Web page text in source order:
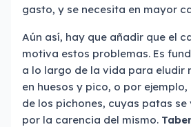
gasto, y se necesita en mayor
Aún así, hay que añadir que el
motiva estos problemas. Es
a lo largo de la vida para eludir
en huesos y pico, o por
de los pichones, cuyas patas
por la carencia del mismo.